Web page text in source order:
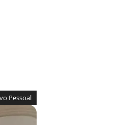
Pessoal